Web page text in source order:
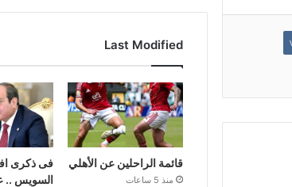
Last Modified
قائمة الراحلين عن الأهلي
منذ 5 ساعات
فى ذكرى
السويس ..